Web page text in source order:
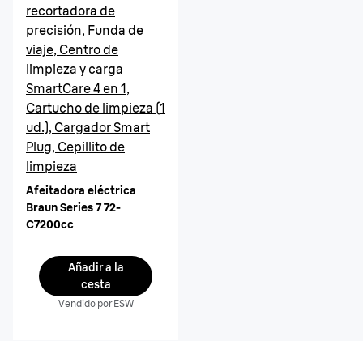
recortadora de
precisión, Funda de
viaje, Centro de
limpieza y carga
SmartCare 4 en 1,
Cartucho de limpieza (1
ud.), Cargador Smart
Plug, Cepillito de
limpieza
Afeitadora eléctrica
Braun Series 7 72-
C7200cc
Añadir a la
cesta
Vendido por ESW